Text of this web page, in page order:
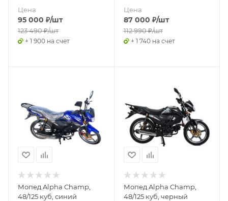
Цена
95 000 ₽/шт
123 490₽/шт
+ 1 900 на счет
Цена
87 000 ₽/шт
112 990₽/шт
+ 1 740 на счет
Мопед Alpha Champ,
48/125 куб, синий
Мопед Alpha Champ,
48/125 куб, черный